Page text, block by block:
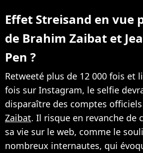
Effet Streisand en vue
de Brahim Zaibat et
Pen ?
Retweeté plus de 12 000 fois et
fois sur Instagram, le selfie
disparaître des comptes
Zaibat. Il risque en revanche de
sa vie sur le web, comme le
nombreux internautes, qui